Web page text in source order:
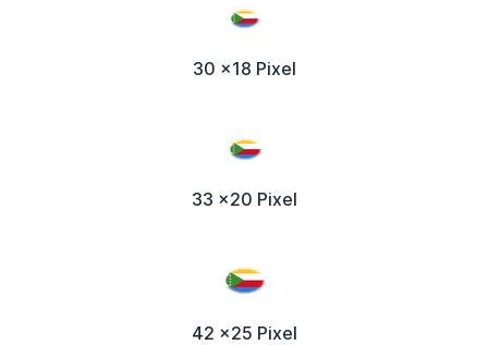
30 x18 Pixel
33 x20 Pixel
42 x25 Pixel